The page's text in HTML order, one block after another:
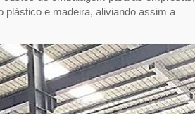
plástico e madeira, aliviando assim a